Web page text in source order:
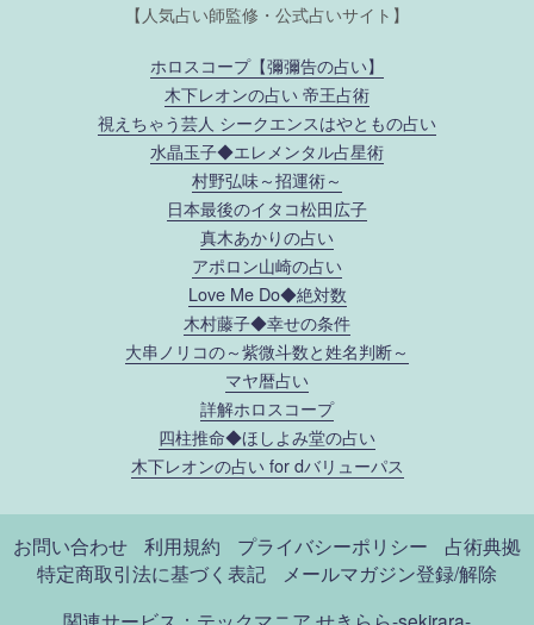
【人気占い師監修・公式占いサイト】
ホロスコープ【彌彌告の占い】
木下レオンの占い 帝王占術
視えちゃう芸人 シークエンスはやともの占い
水晶玉子◆エレメンタル占星術
村野弘味～招運術～
日本最後のイタコ松田広子
真木あかりの占い
アポロン山崎の占い
Love Me Do◆絶対数
木村藤子◆幸せの条件
大串ノリコの～紫微斗数と姓名判断～
マヤ暦占い
詳解ホロスコープ
四柱推命◆ほしよみ堂の占い
木下レオンの占い for dバリューパス
お問い合わせ 利用規約 プライバシーポリシー
占術典拠
特定商取引法に基づく表記
メールマガジン登録/解除